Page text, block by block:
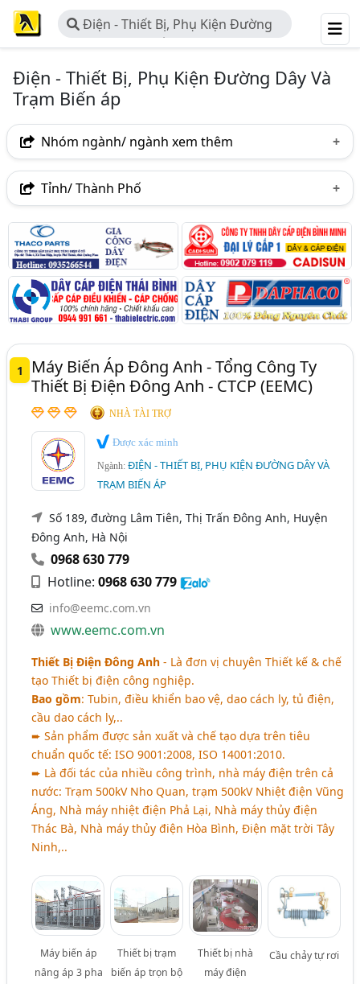
Điện - Thiết Bị, Phụ Kiện Đường
Dây Và Trạm Biến áp
Điện - Thiết Bị, Phụ Kiện Đường Dây Và
Trạm Biến áp
Nhóm ngành/ ngành xem thêm
Ngành nghề
Ngành xem thêm
Thiết Bị Điện - Nhập Khẩu Và Phân Phối Thiết Bị Điện
(1933)
Hở,.) (169)
Vật Liệu Cách Điện (63)
Tỉnh/ Thành Phố
Hà Nội TP. Hồ Chí Minh (TPHCM)
Đồng Nai
Bình Dương
Tp. Đà Nẵng
TP. Hải Phòng
Bắc Ninh
Thái Nguyên
Thanh Hóa
Bạc Liêu
Bắc Giang Bến Tre
Gia Lai
Hải Dương
Quảng Bình
1
Máy Biến Áp Đông Anh - Tổng Công Ty
Thiết Bị Điện Đông Anh - CTCP (EEMC)
NHÀ TÀI TRỢ
Được xác minh
Ngành:ĐIỆN - THIẾT BỊ, PHỤ KIỆN ĐƯỜNG DÂY VÀ
TRẠM BIẾN ÁP
Số 189, đường Lâm Tiên, Thị Trấn Đông Anh, Huyện
Đông Anh, Hà Nội
0968 630 779
Hotline:0968 630 779
info@eemc.com.vn
www.eemc.com.vn
Thiết Bị Điện Đông Anh - Là đơn vị chuyên Thiết kế & chế
tạo Thiết bị điện công nghiệp.
Bao gồm: Tubin, điều khiển bao vệ, dao cách ly, tủ điện,
cầu dao cách ly,..
➨ Sản phẩm được sản xuất và chế tạo dựa trên tiêu
chuẩn quốc tế: ISO 9001:2008, ISO 14001:2010.
➨ Là đối tác của nhiều công trình, nhà máy điện trên cả
nước: Trạm 500kV Nho Quan, trạm 500kV Nhiệt điện Vũng
Áng, Nhà máy nhiệt điện Phả Lại, Nhà máy thủy điện
Thác Bà, Nhà máy thủy điện Hòa Bình, Điện mặt trời Tây
Ninh,..
Máy biến áp
nâng áp 3 pha
Thiết bị trạm
biến áp trọn bộ
Thiết bị nhà
máy điện
Cầu chảy tự rơi